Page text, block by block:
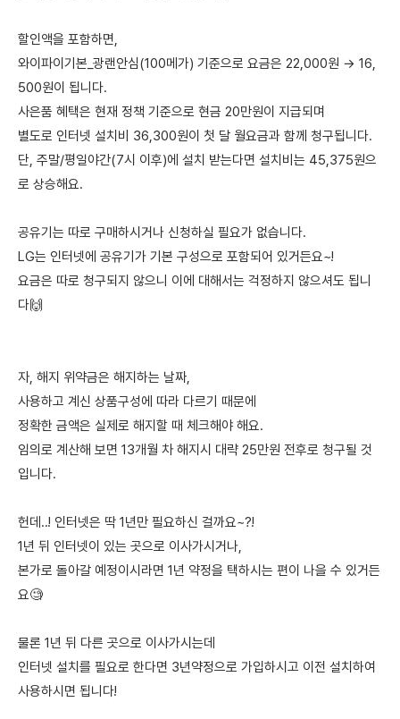
할인액을 포함하면,
와이파이기본_광랜안심(100메가) 기준으로 요금은 22,000원 → 16,
500원이 됩니다.
사은품 혜택은 현재 정책 기준으로 현금 20만원이 지급되며
별도로 인터넷 설치비 36,300원이 첫 달 월요금과 함께 청구됩니다.
단, 주말/평일야간(7시 이후)에 설치 받는다면 설치비는 45,375원으
로 상승해요.
공유기는 따로 구매하시거나 신청하실 필요가 없습니다.
LG는 인터넷에 공유기가 기본 구성으로 포함되어 있거든요~!
요금은 따로 청구되지 않으니 이에 대해서는 걱정하지 않으셔도 됩니
다🙌
자, 해지 위약금은 해지하는 날짜,
사용하고 계신 상품구성에 따라 다르기 때문에
정확한 금액은 실제로 해지할 때 체크해야 해요.
임의로 계산해 보면 13개월 차 해지시 대략 25만원 전후로 청구될 것
입니다.
헌데..! 인터넷은 딱 1년만 필요하신 걸까요~?!
1년 뒤 인터넷이 있는 곳으로 이사가시거나,
본가로 돌아갈 예정이시라면 1년 약정을 택하시는 편이 나을 수 있거든
요🧐
물론 1년 뒤 다른 곳으로 이사가시는데
인터넷 설치를 필요로 한다면 3년약정으로 가입하시고 이전 설치하여
사용하시면 됩니다!